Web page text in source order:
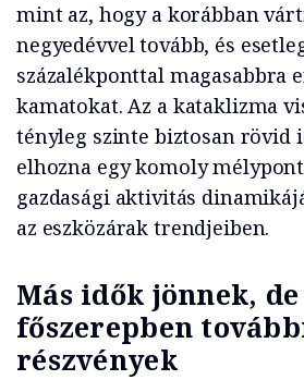
mint az, hogy a korábban
negyedévvel tovább, és
százalékponttal magasabbra
kamatokat. Az a kataklizma
tényleg szinte biztosan rövid
elhozna egy komoly
gazdasági aktivitás
az eszközárak trendjeiben.
Más idők jönnek, de
főszerepben
részvények